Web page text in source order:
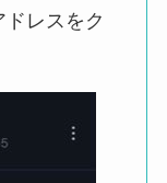
レスをク